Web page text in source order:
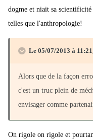
dogme et niait sa
telles que l'anthropologie!
Le 05/07/2013 à
Alors que de la façon
c'est un truc plein de
envisager comme
On rigole on rigole et